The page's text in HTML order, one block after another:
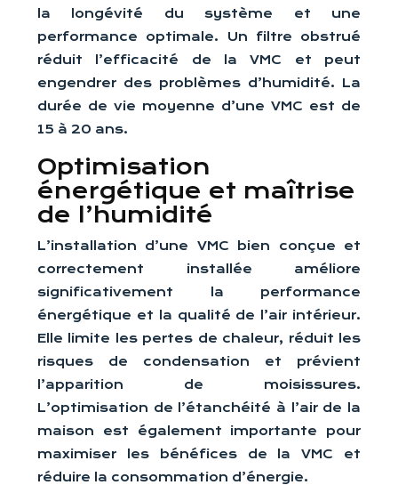
la longévité du système et une
performance optimale. Un filtre obstrué
réduit l’efficacité de la VMC et peut
engendrer des problèmes d’humidité. La
durée de vie moyenne d’une VMC est de
15 à 20 ans.
Optimisation
énergétique et maîtrise
de l’humidité
L’installation d’une VMC bien conçue et
correctement installée améliore
significativement la performance
énergétique et la qualité de l’air intérieur.
Elle limite les pertes de chaleur, réduit les
risques de condensation et prévient
l’apparition de moisissures.
L’optimisation de l’étanchéité à l’air de la
maison est également importante pour
maximiser les bénéfices de la VMC et
réduire la consommation d’énergie.